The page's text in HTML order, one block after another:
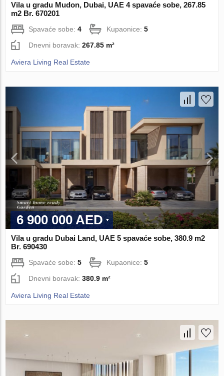
Vila u gradu Mudon, Dubai, UAE 4 spavaće sobe, 267.85
m2 Br. 670201
Spavaće sobe:4 Kupaonice:5
Dnevni boravak:267.85 m²
Aviera Living Real Estate
6 900 000 AED
Vila u gradu Dubai Land, UAE 5 spavaće sobe, 380.9 m2
Br. 690430
Spavaće sobe:5 Kupaonice:5
Dnevni boravak:380.9 m²
Aviera Living Real Estate